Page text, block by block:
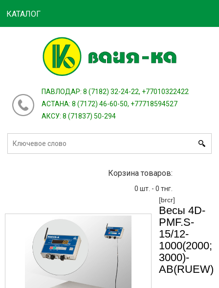
ПАВЛОДАР: 8 (7182) 32-24-22, +77010322422
АСТАНА: 8 (7172) 46-60-50, +77718594527
АКСУ: 8 (71837) 50-294
Корзина товаров:
0 шт. - 0 тнг.
КАТАЛОГ
[brcr]
Весы 4D-
PMF.S-
15/12-
1000(2000;
3000)-
АВ(RUEW)